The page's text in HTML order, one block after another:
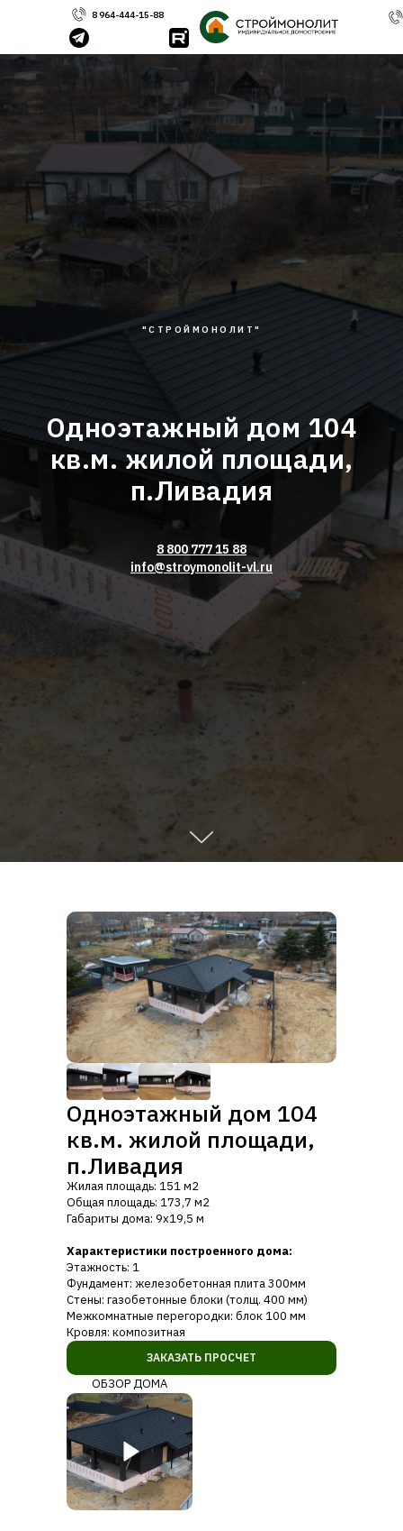
8 964-444-15-88
"СТРОЙМОНОЛИТ"
Одноэтажный дом 104
кв.м. жилой площади,
п.Ливадия
8 800 777 15 88
info@stroymonolit-vl.ru
Одноэтажный дом 104
кв.м. жилой площади,
п.Ливадия
Жилая площадь: 151 м2
Общая площадь: 173,7 м2
Габариты дома: 9х19,5 м
Характеристики построенного дома:
Этажность: 1
Фундамент: железобетонная плита 300мм
Стены: газобетонные блоки (толщ. 400 мм)
Межкомнатные перегородки: блок 100 мм
Кровля: композитная
ЗАКАЗАТЬ ПРОСЧЕТ
ОБЗОР ДОМА